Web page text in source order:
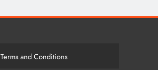
Terms and Conditions